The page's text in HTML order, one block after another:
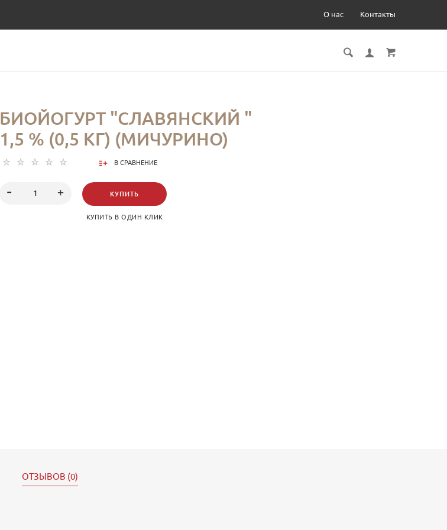
О нас Контакты
БИОЙОГУРТ "СЛАВЯНСКИЙ "
1,5 % (0,5 КГ) (МИЧУРИНО)
В СРАВНЕНИЕ
КУПИТЬ
КУПИТЬ В ОДИН КЛИК
ОТЗЫВОВ (0)